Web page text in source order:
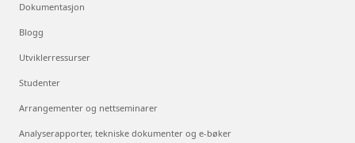
Dokumentasjon
Blogg
Utviklerressurser
Studenter
Arrangementer og nettseminarer
Analyserapporter, tekniske dokumenter og e-bøker